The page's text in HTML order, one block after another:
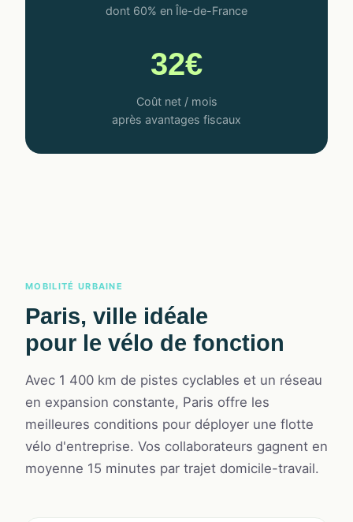
dont 60% en Île-de-France
32€
Coût net / mois
après avantages fiscaux
MOBILITÉ URBAINE
Paris, ville idéale
pour le vélo de fonction
Avec 1 400 km de pistes cyclables et un réseau
en expansion constante, Paris offre les
meilleures conditions pour déployer une flotte
vélo d'entreprise. Vos collaborateurs gagnent en
moyenne 15 minutes par trajet domicile-travail.